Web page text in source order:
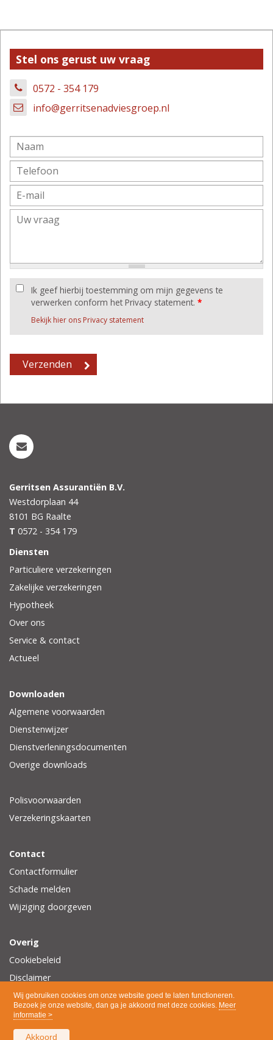
Wij gebruiken cookies om onze website goed te laten functioneren.
Bezoek je onze website, dan ga je akkoord met deze cookies. Meer
informatie >
Akkoord
Stel ons gerust uw vraag
0572 - 354 179
info@gerritsenadviesgroep.nl
Ik geef hierbij toestemming om mijn gegevens te
verwerken conform het Privacy statement. *
Bekijk hier ons Privacy statement
Gerritsen Assurantiën B.V.
Westdorplaan 44
8101 BG Raalte
T 0572 - 354 179
Diensten
Particuliere verzekeringen
Zakelijke verzekeringen
Hypotheek
Over ons
Service & contact
Actueel
Downloaden
Algemene voorwaarden
Dienstenwijzer
Dienstverleningsdocumenten
Overige downloads
Polisvoorwaarden
Verzekeringskaarten
Contact
Contactformulier
Schade melden
Wijziging doorgeven
Overig
Cookiebeleid
Disclaimer
Privacy